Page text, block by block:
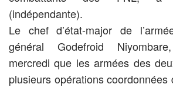
(indépendante).
Le chef d’état-major de
général Godefroid
mercredi que les armées des
plusieurs opérations